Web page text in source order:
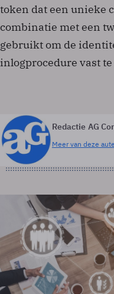
token dat een unieke
combinatie met een
gebruikt om de
inlogprocedure vast
Redactie AG
Meer van deze